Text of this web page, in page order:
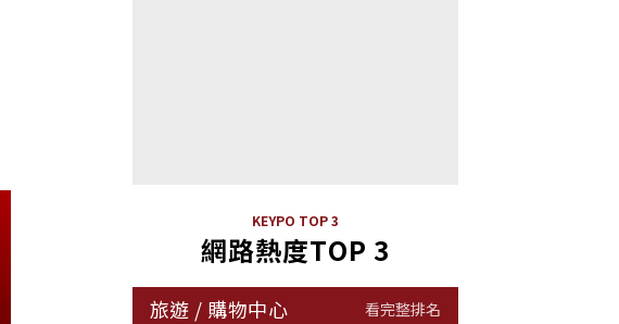
KEYPO TOP 3
網路熱度TOP 3
旅遊 / 購物中心 看完整排名